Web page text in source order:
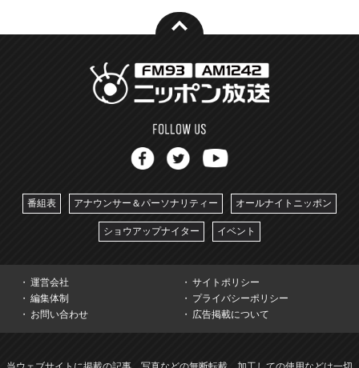
番組表 アナウンサー＆パーソナリティー オールナイトニッポン
ショウアップナイター イベント
運営会社
サイトポリシー
編集体制
プライバシーポリシー
お問い合わせ
広告掲載について